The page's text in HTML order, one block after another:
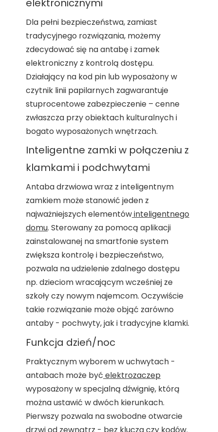
elektronicznymi
Dla pełni bezpieczeństwa, zamiast
tradycyjnego rozwiązania, możemy
zdecydować się na antabę i zamek
elektroniczny z kontrolą dostępu.
Działający na kod pin lub wyposażony w
czytnik linii papilarnych zagwarantuje
stuprocentowe zabezpieczenie – cenne
zwłaszcza przy obiektach kulturalnych i
bogato wyposażonych wnętrzach.
Inteligentne zamki w połączeniu z
klamkami i podchwytami
Antaba drzwiowa wraz z inteligentnym
zamkiem może stanowić jeden z
najważniejszych elementówinteligentnego
domu. Sterowany za pomocą aplikacji
zainstalowanej na smartfonie system
zwiększa kontrolę i bezpieczeństwo,
pozwala na udzielenie zdalnego dostępu
np. dzieciom wracającym wcześniej ze
szkoły czy nowym najemcom. Oczywiście
takie rozwiązanie może objąć zarówno
antaby - pochwyty, jak i tradycyjne klamki.
Funkcja dzień/noc
Praktycznym wyborem w uchwytach -
antabach może być elektrozaczep
wyposażony w specjalną dźwignię, którą
można ustawić w dwóch kierunkach.
Pierwszy pozwala na swobodne otwarcie
drzwi od zewnątrz - bez klucza czy kodów.